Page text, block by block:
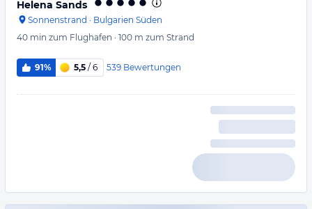
Helena Sands
Sonnenstrand · Bulgarien Süden
40 min zum Flughafen · 100 m zum Strand
91% 5,5 / 6 539 Bewertungen